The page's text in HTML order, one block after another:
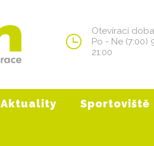
Otevírací
Po - Ne (7:00)
21:00
Aktuality Sportoviště